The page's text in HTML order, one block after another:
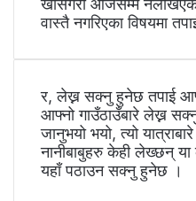
खासगरी आजसम्म
वास्तै नगरिएका विषयमा
र, लेख्न सक्नु हुनेछ तपाई
आफ्नो गाउँठाउँबारे लेख्न
जानुभयो भयो, त्यो
नानीबाबुहरु केही लेख्छन् या
यहाँ पठाउन सक्नु हुनेछ ।